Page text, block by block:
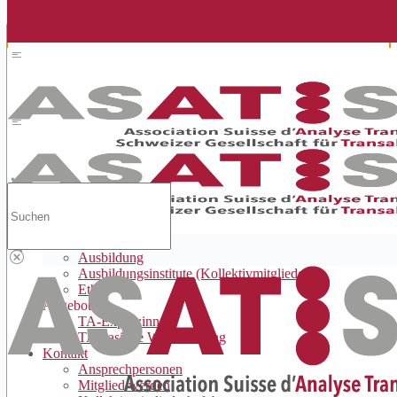
Über uns
Ausbildung
Ausbildungsinstitute (Kollektivmitglieder)
Ethik
Angebote
TA-Expert:innen
TA-basierte Weiterbildung
Kontakt
Ansprechpersonen
Mitglied werden